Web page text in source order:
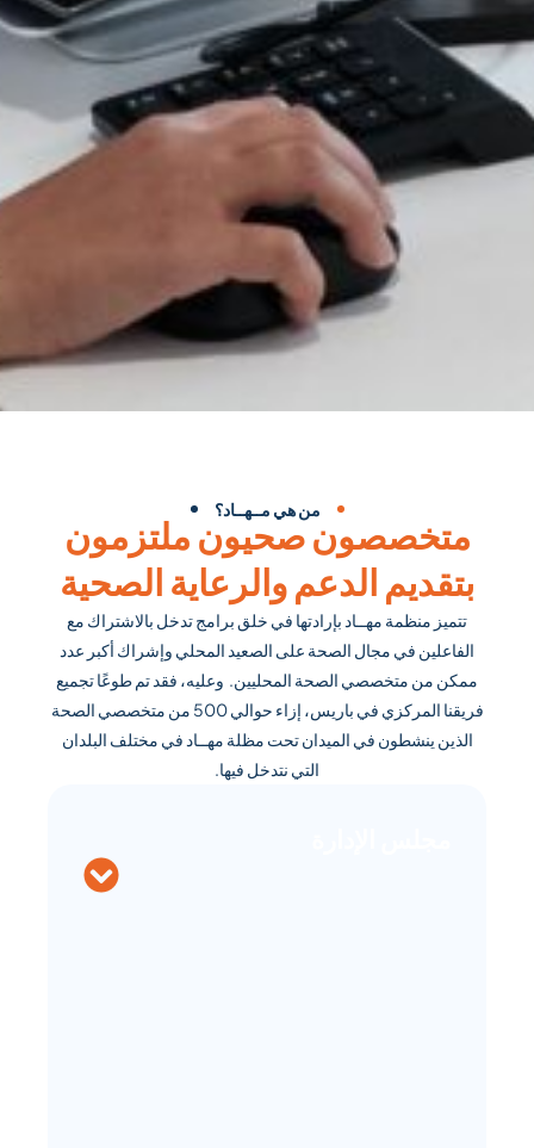
من هي مــهــاد؟
متخصصون صحيون ملتزمون
بتقديم الدعم والرعاية الصحية
تتميز منظمة مهــاد بإرادتها في خلق برامج تدخل بالاشتراك مع
الفاعلين في مجال الصحة على الصعيد المحلي وإشراك أكبر عدد
ممكن من متخصصي الصحة المحليين. وعليه، فقد تم طوعًا تجميع
فريقنا المركزي في باريس، إزاء حوالي 500 من متخصصي الصحة
الذين ينشطون في الميدان تحت مظلة مهــاد في مختلف البلدان
التي نتدخل فيها.